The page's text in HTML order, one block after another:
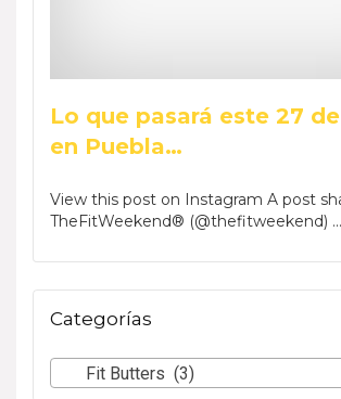
Lo que pasará este 27
en Puebla…
View this post on Instagram A post
TheFitWeekend® (@thefitweekend) ...
Categorías
Fit Butters (3)